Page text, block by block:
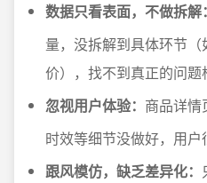
数据只看表面，不做拆解：
量，没拆解到具体环节
价），找不到真正的问题
忽视用户体验： 商品详情
时效等细节没做好，用户
跟风模仿，缺乏差异化：